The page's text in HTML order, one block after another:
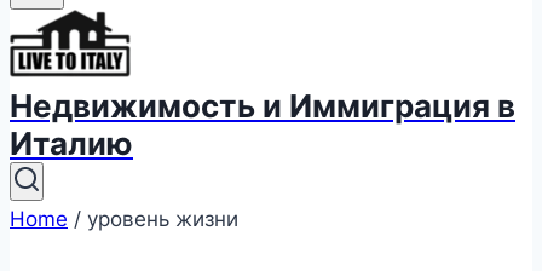
Недвижимость и Иммиграция в
Италию
Home / уровень жизни